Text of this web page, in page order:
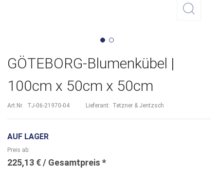
Zum
der
Bildergalerie
springen
GÖTEBORG-Blumenkübel |
100cm x 50cm x 50cm
Art.Nr. TJ-06-21970-04 Lieferant: Tetzner & Jentzsch
AUF LAGER
Preis ab
225,13 €